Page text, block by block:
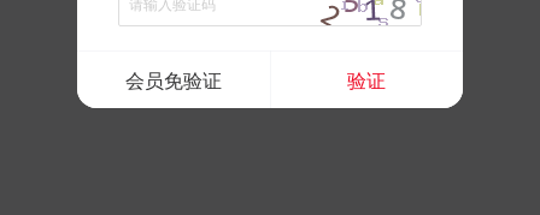
会员免验证 验证